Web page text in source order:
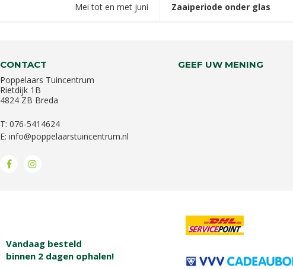
Mei tot en met juni Zaaiperiode onder glas
CONTACT
Poppelaars Tuincentrum
Rietdijk 1B
4824 ZB Breda
T: 076-5414624
E: info@poppelaarstuincentrum.nl
GEEF UW MENING
Vandaag besteld
binnen 2 dagen ophalen!